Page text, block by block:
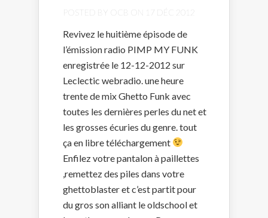
POSTED BY OCB
Revivez le huitième épisode de
l’émission radio PIMP MY FUNK
enregistrée le 12-12-2012 sur
Leclectic webradio. une heure
trente de mix Ghetto Funk avec
toutes les dernières perles du net et
les grosses écuries du genre. tout
ça en libre téléchargement
Enfilez votre pantalon à paillettes
,remettez des piles dans votre
ghettoblaster et c’est partit pour
du gros son alliant le oldschool et